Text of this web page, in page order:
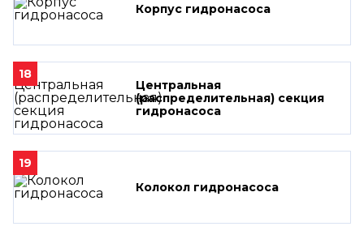
Корпус гидронасоса
18
Центральная
(распределительная) секция
гидронасоса
19
Колокол гидронасоса